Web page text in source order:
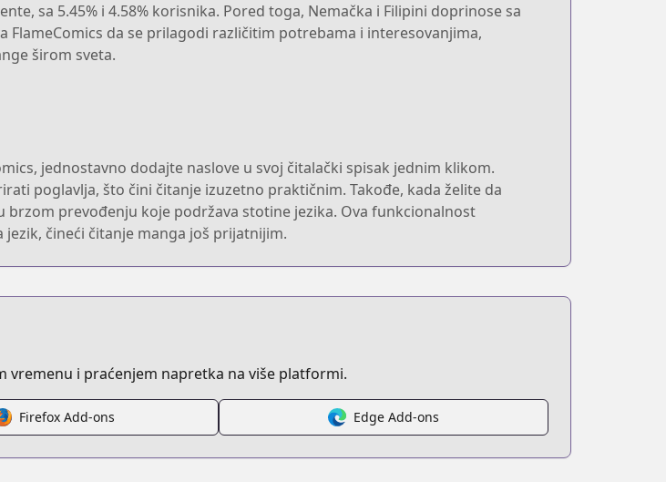
sa 5.45% i 4.58% korisnika. Pored toga, Nemačka i Filipini doprinose sa
FlameComics da se prilagodi različitim potrebama i interesovanjima,
širom sveta.
jednostavno dodajte naslove u svoj čitalački spisak jednim klikom.
poglavlja, što čini čitanje izuzetno praktičnim. Takođe, kada želite da
brzom prevođenju koje podržava stotine jezika. Ova funkcionalnost
čineći čitanje manga još prijatnijim.
vremenu i praćenjem napretka na više platformi.
Firefox Add-ons Edge Add-ons